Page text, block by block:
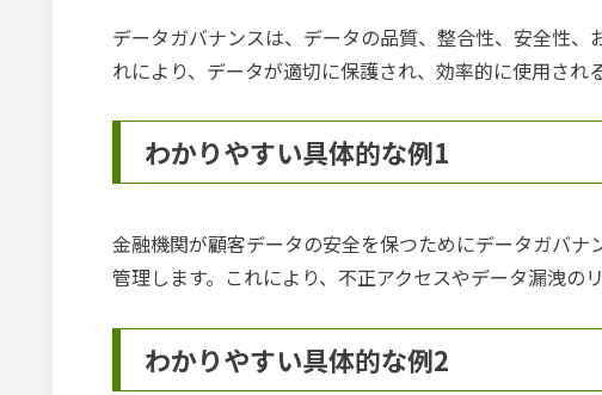
データガバナンスは、データの品質、整合性、安全性
れにより、データが適切に保護され、効率的に使用され
わかりやすい具体的な例1
金融機関が顧客データの安全を保つためにデータガバ
管理します。これにより、不正アクセスやデータ漏洩の
わかりやすい具体的な例2